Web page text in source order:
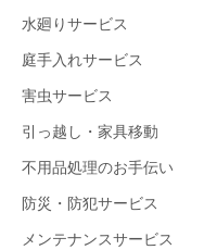
水廻りサービス
庭手入れサービス
害虫サービス
引っ越し・家具移動
不用品処理のお手伝い
防災・防犯サービス
メンテナンスサービス